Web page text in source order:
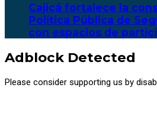
Cajicá fortalece la
Política Pública de
con espacios de
Adblock Detected
Please consider supporting us by